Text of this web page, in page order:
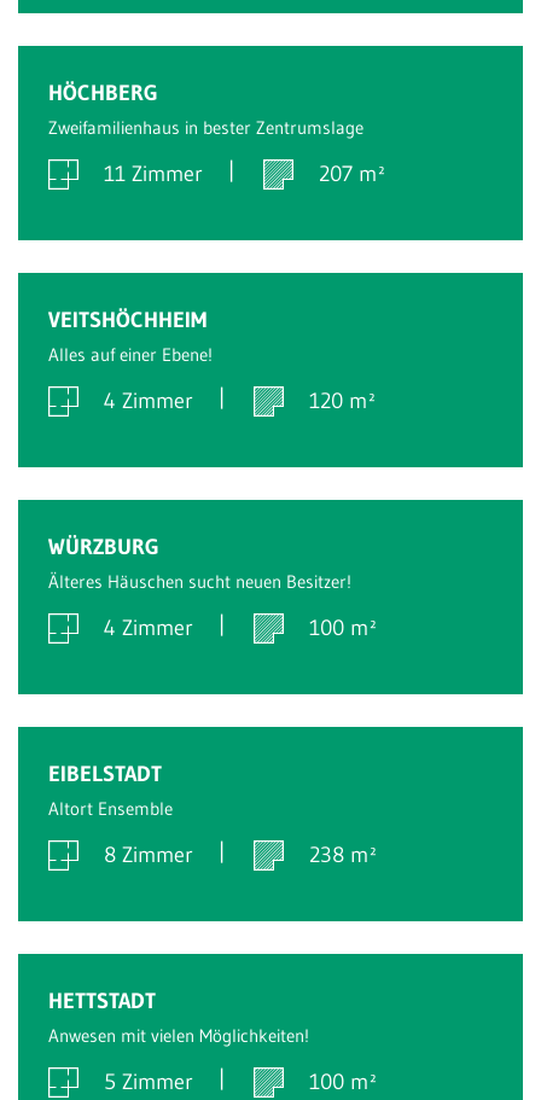
HÖCHBERG
Zweifamilienhaus in bester Zentrumslage
11 Zimmer 207 m²
VEITSHÖCHHEIM
Alles auf einer Ebene!
4 Zimmer 120 m²
WÜRZBURG
Älteres Häuschen sucht neuen Besitzer!
4 Zimmer 100 m²
EIBELSTADT
Altort Ensemble
8 Zimmer 238 m²
HETTSTADT
Anwesen mit vielen Möglichkeiten!
5 Zimmer 100 m²